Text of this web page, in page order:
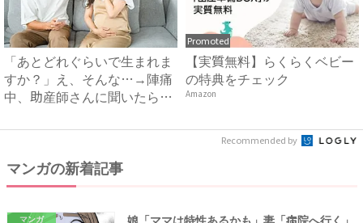
「あとどれぐらいで生まれま
すか？」え、そんな…→陣痛
中、助産師さんに聞いたら衝
Promoted
【実質無料】らくらくベビー
の特典をチェック
Amazon
Recommended by
マンガの新着記事
マンガ